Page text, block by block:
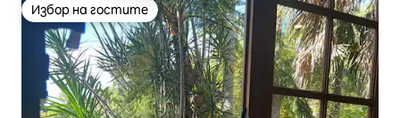
Избор на гостите
Избор на гостите